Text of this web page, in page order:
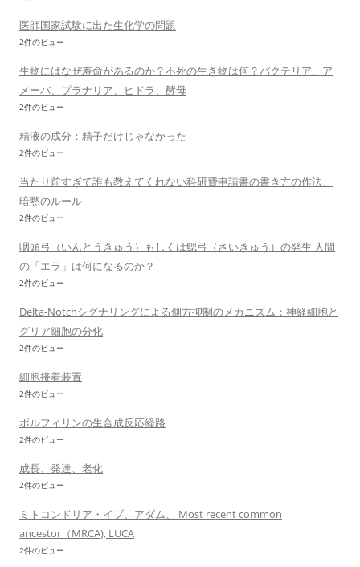
医師国家試験に出た生化学の問題
2件のビュー
生物にはなぜ寿命があるのか？不死の生き物は何？バクテリア、ア
メーバ、プラナリア、ヒドラ、酵母
2件のビュー
精液の成分：精子だけじゃなかった
2件のビュー
当たり前すぎて誰も教えてくれない科研費申請書の書き方の作法、
暗黙のルール
2件のビュー
咽頭弓（いんとうきゅう）もしくは鰓弓（さいきゅう）の発生 人間
の「エラ」は何になるのか？
2件のビュー
Delta-Notchシグナリングによる側方抑制のメカニズム：神経細胞と
グリア細胞の分化
2件のビュー
細胞接着装置
2件のビュー
ポルフィリンの生合成反応経路
2件のビュー
成長、発達、老化
2件のビュー
ミトコンドリア・イブ、アダム、 Most recent common
ancestor（MRCA), LUCA
2件のビュー